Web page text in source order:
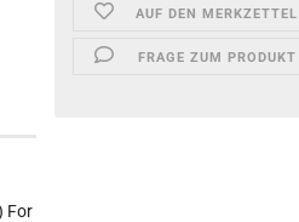
AUF DEN MERKZETTEL
FRAGE ZUM PRODUKT
For